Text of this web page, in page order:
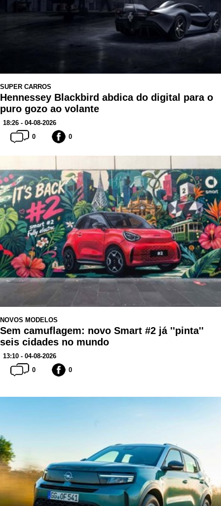
SUPER CARROS
Hennessey Blackbird abdica do digital para o
puro gozo ao volante
18:26 - 04-08-2026
0
0
NOVOS MODELOS
Sem camuflagem: novo Smart #2 já ''pinta''
seis cidades no mundo
13:10 - 04-08-2026
0
0